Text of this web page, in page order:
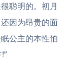
聪明的。初月
因为昂贵的面
公主的本性怕